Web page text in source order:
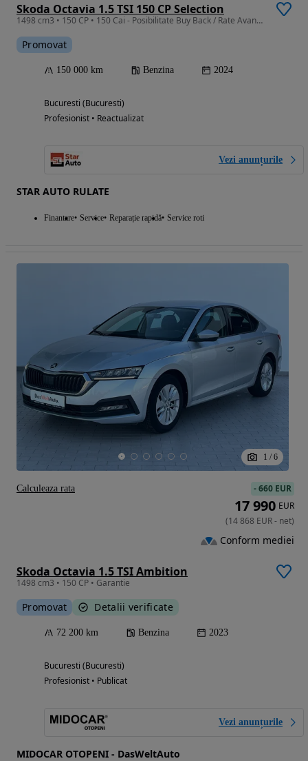
Skoda Octavia 1.5 TSI 150 CP Selection
1498 cm3 • 150 CP • 150 Cai - Posibilitate Buy Back / Rate Avans 0% / Garantie 36 Luni
Promovat
150 000 km Benzina 2024
Bucuresti (Bucuresti)
Profesionist • Reactualizat
Vezi anunțurile
STAR AUTO RULATE
Finantare Service Reparație rapidă Service roti
1 / 6
Skoda Octavia 1.5 TSI Ambition
1498 cm3 • 150 CP • Garantie
Promovat Detalii verificate
72 200 km Benzina 2023
Bucuresti (Bucuresti)
Profesionist • Publicat
Vezi anunțurile
MIDOCAR OTOPENI - DasWeltAuto
-660 EUR
17 990 EUR
(14 868 EUR- net)
Conform mediei
Calculeaza rata